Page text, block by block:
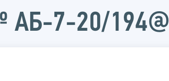
АБ-7-20/194@